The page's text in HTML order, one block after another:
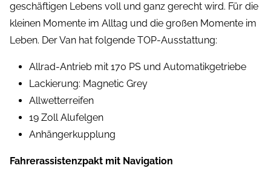
geschäftigen Lebens voll und ganz gerecht wird. Für die
kleinen Momente im Alltag und die großen Momente im
Leben. Der Van hat folgende TOP-Ausstattung:
Allrad-Antrieb mit 170 PS und Automatikgetriebe
Lackierung: Magnetic Grey
Allwetterreifen
19 Zoll Alufelgen
Anhängerkupplung
Fahrerassistenzpakt mit Navigation